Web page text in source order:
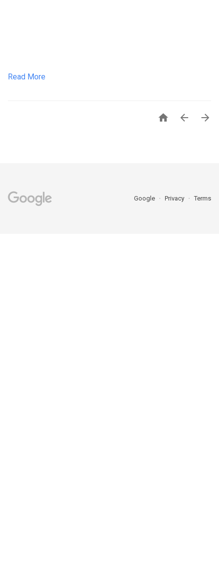
Read More
  
Google Privacy Terms